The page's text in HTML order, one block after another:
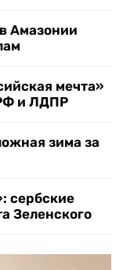
Амазонии
мечта»
и ЛДПР
зима за
сербские
Зеленского